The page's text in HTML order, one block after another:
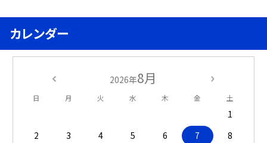
カレンダー
2026年8月
日 月 火 水 木 金 土
1
2
3 4 5 6 7
8